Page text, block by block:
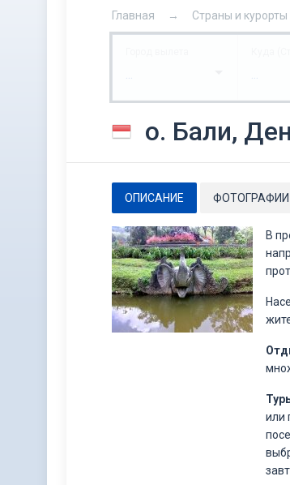
Главная Страны и курорты
... ...
о. Бали,
ОПИСАНИЕ ФОТОГРАФИИ
В
или